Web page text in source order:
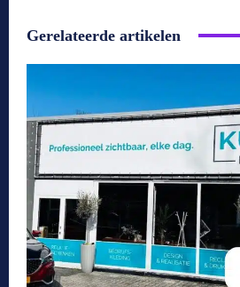
Gerelateerde artikelen